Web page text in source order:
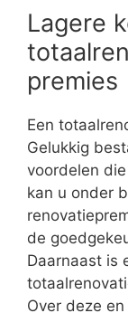
Lagere
premies
Een
Gelukkig
voordelen
kan u onder
de
Daarnaast is
Over deze